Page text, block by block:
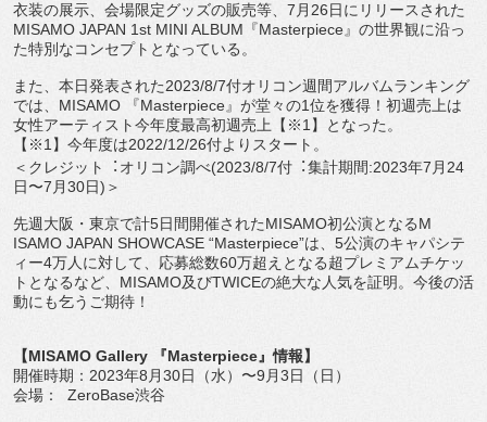
衣装の展示、 会場限定グッズの販売等、 7 月 26日にリリースされた
MISAMO JAPAN 1st MINI ALBUM 『Masterpiece』 の世界観に沿っ
た特別なコンセプトとなっている。
また、本日発表された2023/8/7付オリコン週間アルバムラ ンキング
では、 MISAMO 『Masterpiece』 が堂々の1位を獲得！初週売上は
⼥性アーティスト今年度最⾼初週売上【※1 】となった。
【※1 】今年度は2022/12/26付よりスタート。
＜クレジット
︓ オリコン調べ(2023/8/7付 ︓集計期間:2023年7 月 24
日〜7 月30日) ＞
先週大阪・東京で計5日間開催されたMISAMO初公演となるM
ISAMO JAPAN SHOWCASE “Masterpiece”は、 5公演のキャパシテ
ィー4万人に対して、応募総数60万超えとなる超プレミア ムチケッ
トとなるなど、 MISAMO及びTWICEの絶大な人気を証明。今後の活
動にも乞うご期待！
【MISAMO Gallery 『Masterpiece』情報】
開催時期： 2023年8月30日（水）〜9 月3日（日）
会場：
ZeroBase渋谷